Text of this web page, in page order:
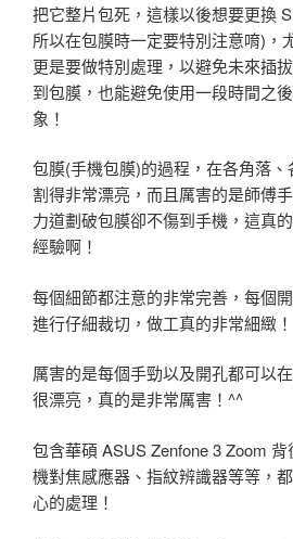
把它整片包死，這樣以後想要更換
所以在包膜時一定要特別注意唷)，
更是要做特別處理，以避免未來插
到包膜，也能避免使用一段時間之
象！
包膜(手機包膜)的過程，在各角落
割得非常漂亮，而且厲害的是師傅
力道劃破包膜卻不傷到手機，這真
經驗啊！
每個細節都注意的非常完善，每個
進行仔細裁切，做工真的非常細緻！
厲害的是每個手勁以及開孔都可以
很漂亮，真的是非常厲害！^^
包含華碩 ASUS Zenfone 3 Zoom
機對焦感應器、指紋辨識器等等，
心的處理！